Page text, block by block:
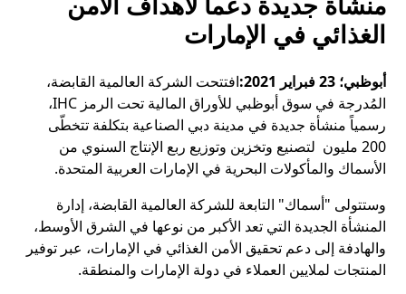
الغذائي في الإمارات
أبوظبي؛ 23 فبراير 2021:
افتتحت الشركة العالمية القابضة،
المُدرجة في سوق أبوظبي للأوراق المالية تحت الرمز IHC،
رسمياً منشأة جديدة في مدينة دبي الصناعية بتكلفة تتخطّى
200 مليون لتصنيع وتخزين وتوزيع ربع الإنتاج السنوي من
الأسماك والمأكولات البحرية في الإمارات العربية المتحدة.
وستتولى "أسماك" التابعة للشركة العالمية القابضة، إدارة
المنشأة الجديدة التي تعد الأكبر من نوعها في الشرق الأوسط،
والهادفة إلى دعم تحقيق الأمن الغذائي في الإمارات، عبر توفير
المنتجات لملايين العملاء في دولة الإمارات والمنطقة.